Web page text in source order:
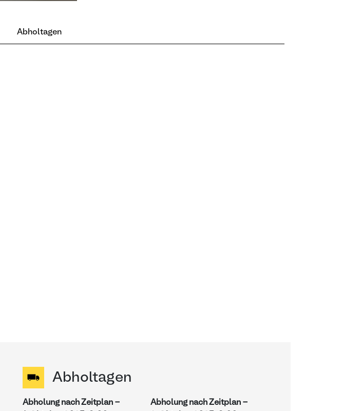
Abholtagen
Abholtagen
Abholung nach Zeitplan -
Abholung nach Zeitplan -